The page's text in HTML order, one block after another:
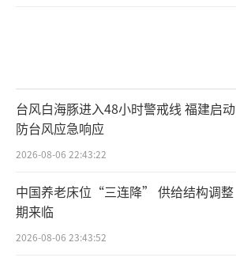
台风白海豚进入48小时警戒线 福建启动
防台风应急响应
2026-08-06 22:43:22
中国养老床位“三连降” 供给结构调整
期来临
2026-08-06 23:43:52